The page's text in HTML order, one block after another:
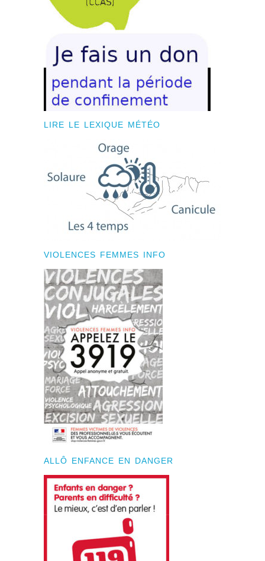
LIRE LE LEXIQUE MÉTÉO
VIOLENCES FEMMES INFO
ALLÔ ENFANCE EN DANGER